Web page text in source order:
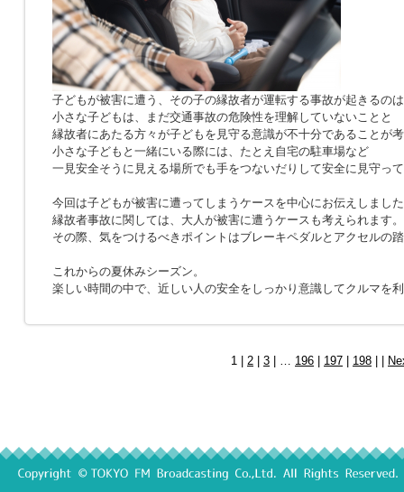
子どもが被害に遭う、その子の縁故者が運転する事故が起きるの
小さな子どもは、まだ交通事故の危険性を理解していないことと
縁故者にあたる方々が子どもを見守る意識が不十分であることが
小さな子どもと一緒にいる際には、たとえ自宅の駐車場など
一見安全そうに見える場所でも手をつないだりして安全に見守っ
今回は子どもが被害に遭ってしまうケースを中心にお伝えしまし
縁故者事故に関しては、大人が被害に遭うケースも考えられます。
その際、気をつけるべきポイントはブレーキペダルとアクセルの
これからの夏休みシーズン。
楽しい時間の中で、近しい人の安全をしっかり意識してクルマを
1 | 2 3 | … 196 197 198